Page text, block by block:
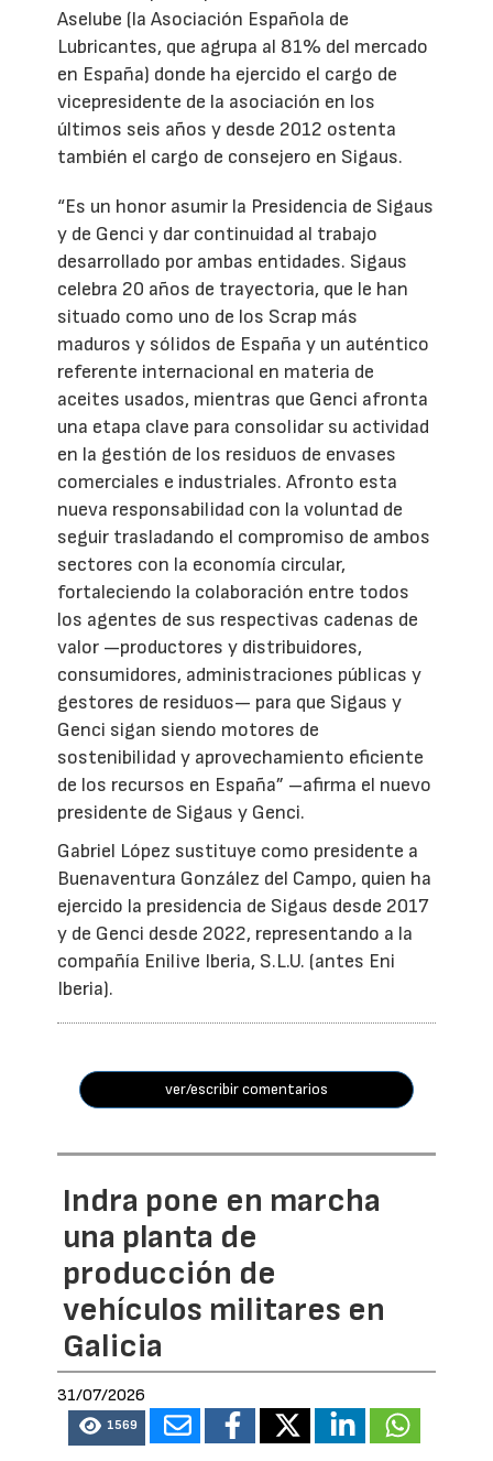
Aselube (la Asociación Española de
Lubricantes, que agrupa al 81% del mercado
en España) donde ha ejercido el cargo de
vicepresidente de la asociación en los
últimos seis años y desde 2012 ostenta
también el cargo de consejero en Sigaus.
“Es un honor asumir la Presidencia de Sigaus
y de Genci y dar continuidad al trabajo
desarrollado por ambas entidades. Sigaus
celebra 20 años de trayectoria, que le han
situado como uno de los Scrap más
maduros y sólidos de España y un auténtico
referente internacional en materia de
aceites usados, mientras que Genci afronta
una etapa clave para consolidar su actividad
en la gestión de los residuos de envases
comerciales e industriales. Afronto esta
nueva responsabilidad con la voluntad de
seguir trasladando el compromiso de ambos
sectores con la economía circular,
fortaleciendo la colaboración entre todos
los agentes de sus respectivas cadenas de
valor —productores y distribuidores,
consumidores, administraciones públicas y
gestores de residuos— para que Sigaus y
Genci sigan siendo motores de
sostenibilidad y aprovechamiento eficiente
de los recursos en España” –afirma el nuevo
presidente de Sigaus y Genci.
Gabriel López sustituye como presidente a
Buenaventura González del Campo, quien ha
ejercido la presidencia de Sigaus desde 2017
y de Genci desde 2022, representando a la
compañía Enilive Iberia, S.L.U. (antes Eni
Iberia).
ver/escribir comentarios
Indra pone en marcha
una planta de
producción de
vehículos militares en
Galicia
31/07/2026
1569